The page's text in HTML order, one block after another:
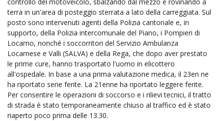
controllo del motoveicolo, sbalzando dal mezzo e rovinando a
terra in un'area di posteggio sterrata a lato della carreggiata. Sul
posto sono intervenuti agenti della Polizia cantonale e, in
supporto, della Polizia intercomunale del Piano, i Pompieri di
Locarno, nonché i soccorritori del Servizio Ambulanza
Locarnese e Valli (SALVA) e della Rega, che dopo aver prestato
le prime cure, hanno trasportato l'uomo in elicottero
all'ospedale. In base a una prima valutazione medica, il 23en ne
ha riportato serie ferite. La 21enne ha riportato leggere ferite.
Per consentire le operazioni di soccorso e i rilievi tecnici, il tratto
di strada è stato temporaneamente chiuso al traffico ed è stato
riaperto poco prima delle 13.30.